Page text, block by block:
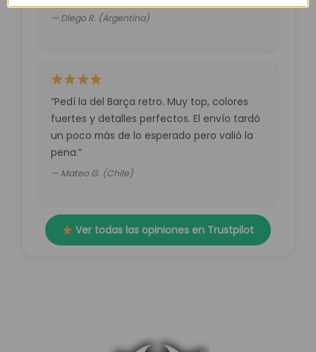
— Diego R. (Argentina)
“Pedí la del Barça retro. Muy top, colores
fuertes y detalles perfectos. El envío tardó
un poco más de lo esperado pero valió la
pena.”
— Mateo G. (Chile)
Ver todas las opiniones en Trustpilot